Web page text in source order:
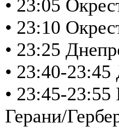
• 23:05
• 23:10
• 23:25
• 23:40-
• 23:45-
Герани/